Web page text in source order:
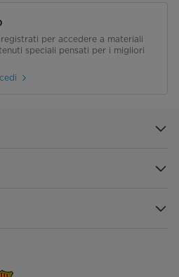
per accedere a materiali
speciali pensati per i migliori